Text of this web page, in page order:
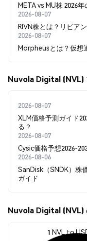
META vs MU株 2026
2026-08-07
RIVN株とは？リビア
2026-08-07
Morpheusとは？仮想
Nuvola Digital (NVL)
2026-08-07
XLM価格予測ガイド
る？
2026-08-07
Cysic価格予想2026-
2026-08-06
SanDisk（SNDK）株
ガイド
Nuvola Digital (NVL)
1 NVL to